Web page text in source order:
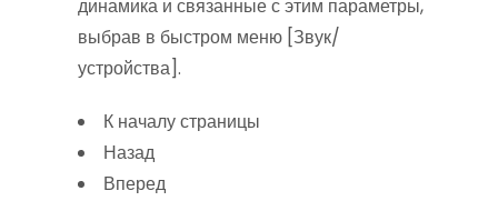
динамика и связанные с этим параметры,
выбрав в быстром меню [Звук/
устройства].
К началу страницы
Назад
Вперед